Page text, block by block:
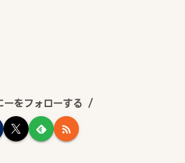
ーをフォローする